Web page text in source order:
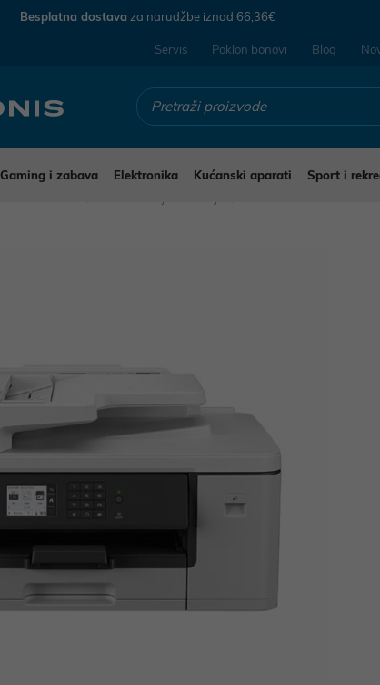
Besplatna dostava za narudžbe iznad 66,36€
Servis Poklon bonovi Blog
Gaming i zabava Elektronika Kućanski aparati Sport i